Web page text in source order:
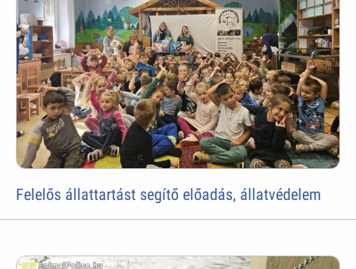
Felelős állattartást segítő előadás, állatvédelem